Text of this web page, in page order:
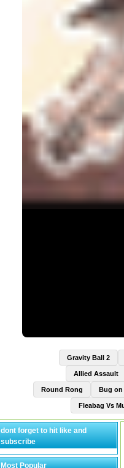
Gravity Ball 2
Allied Assault
Bug on
Round Rong
Fleabag Vs
dont forget to hit like and
subscribe
Most Popular